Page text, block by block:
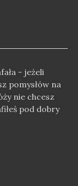
- jeżeli
pomysłów na
nie chcesz
pod dobry